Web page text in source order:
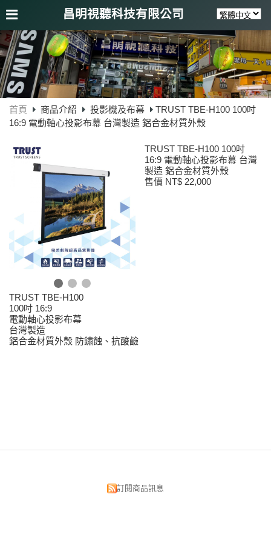
昌明視聽科技有限公司
首頁 商品介紹 投影機及布幕
TRUST TBE-H100 100吋
16:9 電動軸心投影布幕 台灣製造 鋁合金材質外殼
TRUST TBE-H100 100吋
16:9 電動軸心投影布幕 台灣
製造 鋁合金材質外殼
售價 NT$ 22,000
TRUST TBE-H100
100吋 16:9
電動軸心投影布幕
台灣製造
鋁合金材質外殼 防鏽蝕、抗酸鹼
訂閱商品訊息